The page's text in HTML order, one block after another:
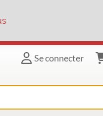
Se connecter